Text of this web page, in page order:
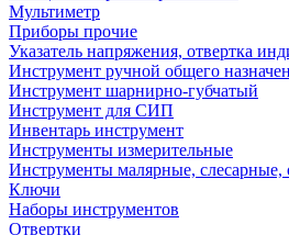
Мультиметр
Приборы прочие
Указатель напряжения, отвертка
Инструмент ручной общего
Инструмент шарнирно-губчатый
Инструмент для СИП
Инвентарь инструмент
Инструменты измерительные
Инструменты малярные, слесарные,
Ключи
Наборы инструментов
Отвертки